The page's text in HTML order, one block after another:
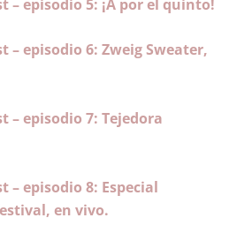
– episodio 5: ¡A por el quinto!
– episodio 6: Zweig Sweater,
– episodio 7: Tejedora
– episodio 8: Especial
en vivo.